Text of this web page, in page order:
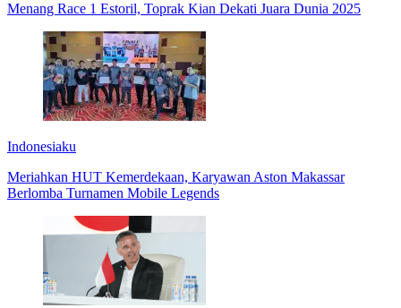
Menang Race 1 Estoril, Toprak Kian Dekati Juara Dunia 2025
Indonesiaku
Meriahkan HUT Kemerdekaan, Karyawan Aston Makassar
Berlomba Turnamen Mobile Legends